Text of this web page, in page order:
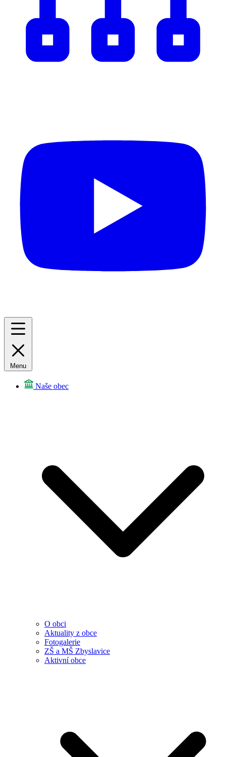
Menu
Naše obec
O obci
Aktuality z obce
Fotogalerie
ZŠ a MŠ Zbyslavice
Aktivní obce